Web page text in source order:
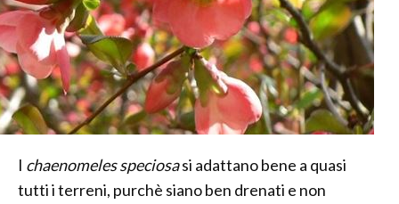
I chaenomeles speciosasi adattano bene a quasi
tutti i terreni, purchè siano ben drenati e non